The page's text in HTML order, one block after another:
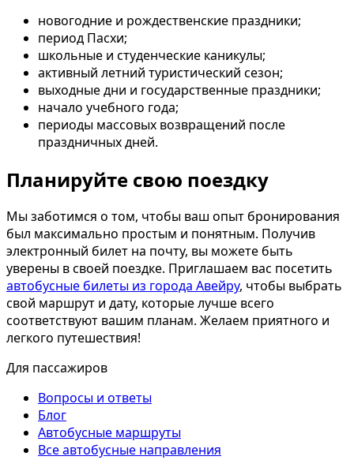
новогодние и рождественские праздники;
период Пасхи;
школьные и студенческие каникулы;
активный летний туристический сезон;
выходные дни и государственные праздники;
начало учебного года;
периоды массовых возвращений после
праздничных дней.
Планируйте свою поездку
Мы заботимся о том, чтобы ваш опыт бронирования
был максимально простым и понятным. Получив
электронный билет на почту, вы можете быть
уверены в своей поездке. Приглашаем вас посетить
автобусные билеты из города Авейру, чтобы выбрать
свой маршрут и дату, которые лучше всего
соответствуют вашим планам. Желаем приятного и
легкого путешествия!
Для пассажиров
Вопросы и ответы
Блог
Автобусные маршруты
Все автобусные направления